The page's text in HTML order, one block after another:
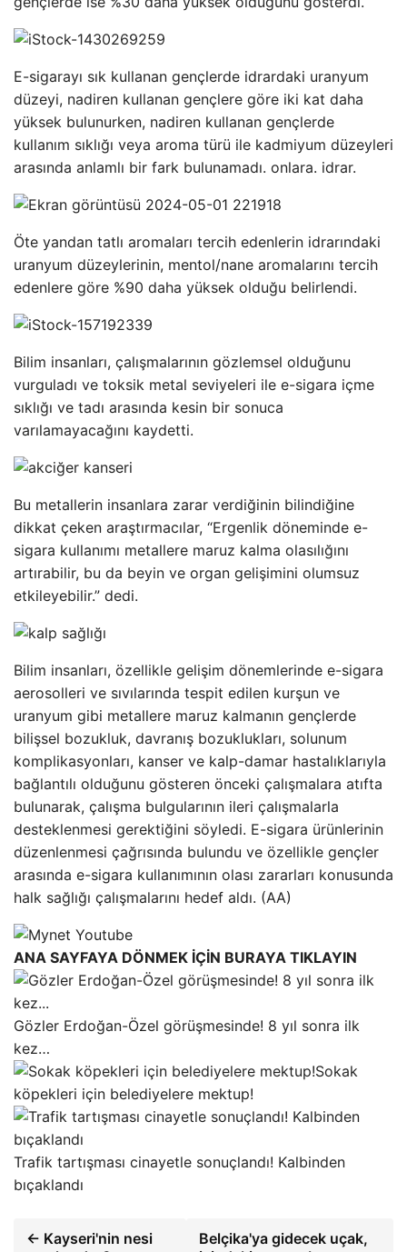
E-sigarayı sık kullanan gençlerde idrardaki uranyum
düzeyi, nadiren kullanan gençlere göre iki kat daha
yüksek bulunurken, nadiren kullanan gençlerde
kullanım sıklığı veya aroma türü ile kadmiyum düzeyleri
arasında anlamlı bir fark bulunamadı. onlara. idrar.
Öte yandan tatlı aromaları tercih edenlerin idrarındaki
uranyum düzeylerinin, mentol/nane aromalarını tercih
edenlere göre %90 daha yüksek olduğu belirlendi.
Bilim insanları, çalışmalarının gözlemsel olduğunu
vurguladı ve toksik metal seviyeleri ile e-sigara içme
sıklığı ve tadı arasında kesin bir sonuca
varılamayacağını kaydetti.
Bu metallerin insanlara zarar verdiğinin bilindiğine
dikkat çeken araştırmacılar, “Ergenlik döneminde e-
sigara kullanımı metallere maruz kalma olasılığını
artırabilir, bu da beyin ve organ gelişimini olumsuz
etkileyebilir.” dedi.
Bilim insanları, özellikle gelişim dönemlerinde e-sigara
aerosolleri ve sıvılarında tespit edilen kurşun ve
uranyum gibi metallere maruz kalmanın gençlerde
bilişsel bozukluk, davranış bozuklukları, solunum
komplikasyonları, kanser ve kalp-damar hastalıklarıyla
bağlantılı olduğunu gösteren önceki çalışmalara atıfta
bulunarak, çalışma bulgularının ileri çalışmalarla
desteklenmesi gerektiğini söyledi. E-sigara ürünlerinin
düzenlenmesi çağrısında bulundu ve özellikle gençler
arasında e-sigara kullanımının olası zararları konusunda
halk sağlığı çalışmalarını hedef aldı. (AA)
ANA SAYFAYA DÖNMEK İÇİN BURAYA TIKLAYIN
Gözler Erdoğan-Özel görüşmesinde! 8 yıl sonra ilk
kez…
Sokak
köpekleri için belediyelere mektup!
Trafik tartışması cinayetle sonuçlandı! Kalbinden
bıçaklandı
← Kayseri'nin nesi
Belçika'ya gidecek uçak,